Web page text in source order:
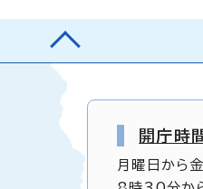
開庁時
月曜日から